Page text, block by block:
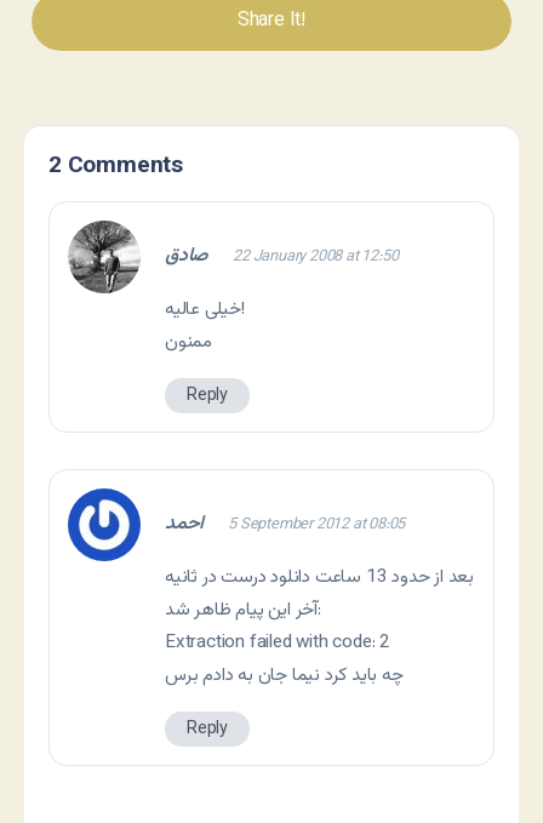
Share It!
2 Comments
صادق 22 January 2008 at 12:50
خیلی عالیه!
ممنون
Reply
احمد 5 September 2012 at 08:05
بعد از حدود 13 ساعت دانلود درست در ثانیه
آخر این پیام ظاهر شد:
Extraction failed with code: 2
چه باید کرد نیما جان به دادم برس
Reply